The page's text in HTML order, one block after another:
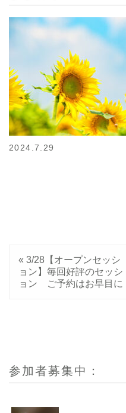
2024.7.29
« 3/28【オープンセッシ
ョン】毎回好評のセッシ
ョン ご予約はお早目に
参加者募集中：